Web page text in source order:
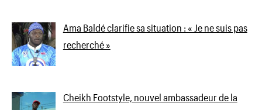
Ama Baldé clarifie sa situation : « Je ne suis pas
recherché »
Cheikh Footstyle, nouvel ambassadeur de la